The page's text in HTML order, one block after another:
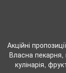
Акційні
Власна пекарня,
кулінарія,